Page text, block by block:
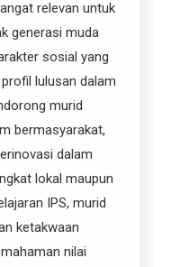
relevan untuk
generasi muda
sosial yang
lulusan dalam
murid
bermasyarakat,
dalam
lokal maupun
IPS, murid
ketakwaan
nilai